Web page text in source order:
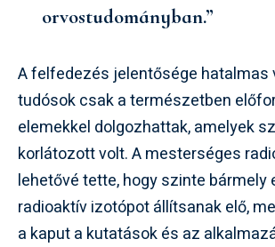
orvostudományban.”
A felfedezés jelentősége hatalmas
tudósok csak a természetben
elemekkel dolgozhattak, amelyek
korlátozott volt. A mesterséges
lehetővé tette, hogy szinte bármely
radioaktív izotópot állítsanak elő,
a kaput a kutatások és az